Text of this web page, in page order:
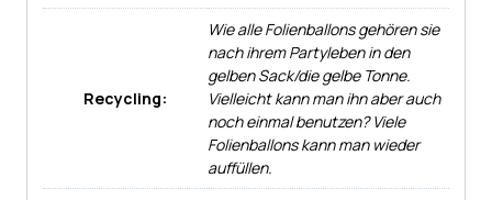
Recycling:
Wie alle Folienballons gehören sie
nach ihrem Partyleben in den
gelben Sack/die gelbe Tonne.
Vielleicht kann man ihn aber auch
noch einmal benutzen? Viele
Folienballons kann man wieder
auffüllen.